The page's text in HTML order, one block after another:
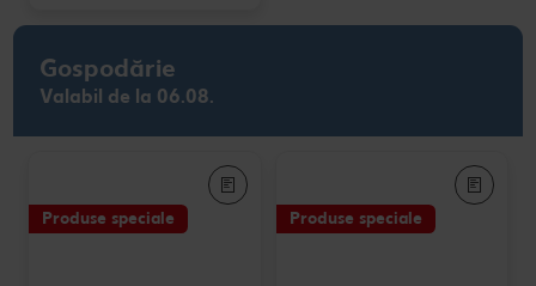
Gospodărie
Valabil de la 06.08.
Produse speciale Produse speciale